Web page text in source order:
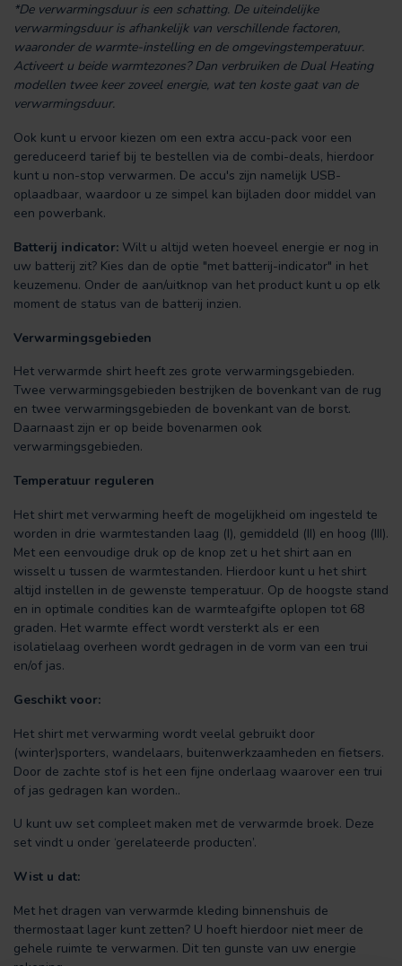
*De verwarmingsduur is een schatting. De uiteindelijke
verwarmingsduur is afhankelijk van verschillende factoren,
waaronder de warmte-instelling en de omgevingstemperatuur.
Activeert u beide warmtezones? Dan verbruiken de Dual Heating
modellen twee keer zoveel energie, wat ten koste gaat van de
verwarmingsduur.
Ook kunt u ervoor kiezen om een extra accu-pack voor een
gereduceerd tarief bij te bestellen via de combi-deals, hierdoor
kunt u non-stop verwarmen. De accu's zijn namelijk USB-
oplaadbaar, waardoor u ze simpel kan bijladen door middel van
een powerbank.
Batterij indicator: Wilt u altijd weten hoeveel energie er nog in
uw batterij zit? Kies dan de optie "met batterij-indicator" in het
keuzemenu. Onder de aan/uitknop van het product kunt u op elk
moment de status van de batterij inzien.
Verwarmingsgebieden
Het verwarmde shirt heeft zes grote verwarmingsgebieden.
Twee verwarmingsgebieden bestrijken de bovenkant van de rug
en twee verwarmingsgebieden de bovenkant van de borst.
Daarnaast zijn er op beide bovenarmen ook
verwarmingsgebieden.
Temperatuur reguleren
Het shirt met verwarming heeft de mogelijkheid om ingesteld te
worden in drie warmtestanden laag (I), gemiddeld (II) en hoog (III).
Met een eenvoudige druk op de knop zet u het shirt aan en
wisselt u tussen de warmtestanden. Hierdoor kunt u het shirt
altijd instellen in de gewenste temperatuur. Op de hoogste stand
en in optimale condities kan de warmteafgifte oplopen tot 68
graden. Het warmte effect wordt versterkt als er een
isolatielaag overheen wordt gedragen in de vorm van een trui
en/of jas.
Geschikt voor:
Het shirt met verwarming wordt veelal gebruikt door
(winter)sporters, wandelaars, buitenwerkzaamheden en fietsers.
Door de zachte stof is het een fijne onderlaag waarover een trui
of jas gedragen kan worden..
U kunt uw set compleet maken met de verwarmde broek. Deze
set vindt u onder ‘gerelateerde producten’.
Wist u dat:
Met het dragen van verwarmde kleding binnenshuis de
thermostaat lager kunt zetten? U hoeft hierdoor niet meer de
gehele ruimte te verwarmen. Dit ten gunste van uw energie